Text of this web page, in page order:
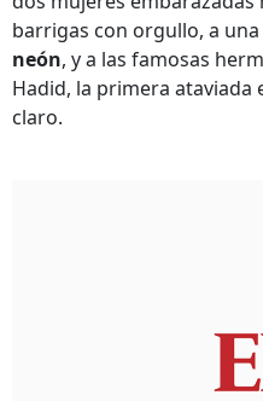
barrigas con orgullo, a una
neón, y a las famosas
Hadid, la primera ataviada
claro.